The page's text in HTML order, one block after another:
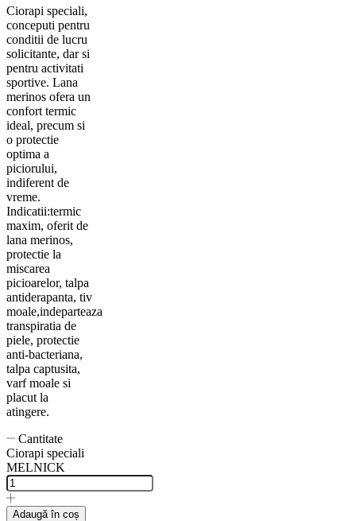
Ciorapi speciali,
conceputi pentru
conditii de lucru
solicitante, dar si
pentru activitati
sportive. Lana
merinos ofera un
confort termic
ideal, precum si
o protectie
optima a
piciorului,
indiferent de
vreme.
Indicatii:termic
maxim, oferit de
lana merinos,
protectie la
miscarea
picioarelor, talpa
antiderapanta, tiv
moale,indeparteaza
transpiratia de
piele, protectie
anti-bacteriana,
talpa captusita,
varf moale si
placut la
atingere.
Cantitate
Ciorapi speciali
MELNICK
Adaugă în coș